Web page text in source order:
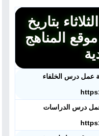
بتاريخ
24 في موقع المناهج
عمل درس الخلفاء
عمل درس الدراسات